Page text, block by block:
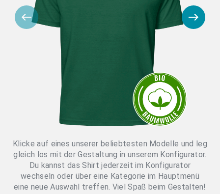
Klicke auf eines unserer beliebtesten Modelle und leg
gleich los mit der Gestaltung in unserem Konfigurator.
Du kannst das Shirt jederzeit im Konfigurator
wechseln oder über eine Kategorie im Hauptmenü
eine neue Auswahl treffen. Viel Spaß beim Gestalten!